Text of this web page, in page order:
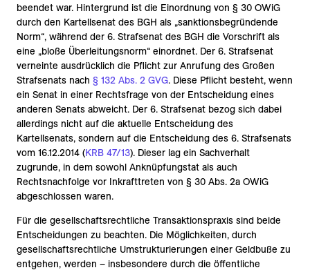
beendet war. Hintergrund ist die Einordnung von § 30 OWiG
durch den Kartellsenat des BGH als „sanktionsbegründende
Norm“, während der 6. Strafsenat des BGH die Vorschrift als
eine „bloße Überleitungsnorm“ einordnet. Der 6. Strafsenat
verneinte ausdrücklich die Pflicht zur Anrufung des Großen
Strafsenats nach § 132 Abs. 2 GVG. Diese Pflicht besteht, wenn
ein Senat in einer Rechtsfrage von der Entscheidung eines
anderen Senats abweicht. Der 6. Strafsenat bezog sich dabei
allerdings nicht auf die aktuelle Entscheidung des
Kartellsenats, sondern auf die Entscheidung des 6. Strafsenats
vom 16.12.2014 (KRB 47/13). Dieser lag ein Sachverhalt
zugrunde, in dem sowohl Anknüpfungstat als auch
Rechtsnachfolge vor Inkrafttreten von § 30 Abs. 2a OWiG
abgeschlossen waren.
Für die gesellschaftsrechtliche Transaktionspraxis sind beide
Entscheidungen zu beachten. Die Möglichkeiten, durch
gesellschaftsrechtliche Umstrukturierungen einer Geldbuße zu
entgehen, werden – insbesondere durch die öffentliche